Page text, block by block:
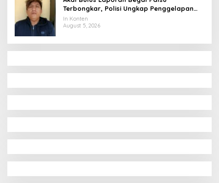
Terbongkar, Polisi Ungkap Penggelapan
Uang Perusahaan untuk Crypto
In Konten
August 5, 2026